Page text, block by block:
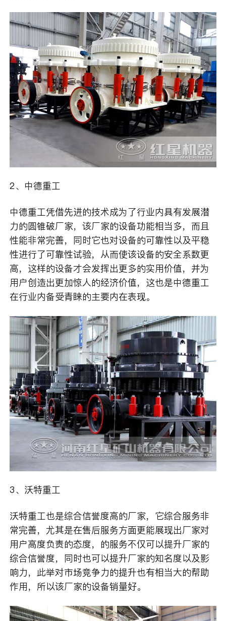
2、中德重工
中德重工凭借先进的技术成为了行业内具有发展潜
力的圆锥破厂家，该厂家的设备功能相当多，而且
性能非常完善，同时它也对设备的可靠性以及平稳
性进行了可靠性试验，从而使该设备的安全系数更
高，这样的设备才会发挥出更多的实用价值，并为
用户创造出更加惊人的经济价值，这也是中德重工
在行业内备受青睐的主要内在表现。
3、沃特重工
沃特重工也是综合信誉度高的厂家，它综合服务非
常完善，尤其是在售后服务方面更能展现出厂家对
用户高度负责的态度，的服务不仅可以提升厂家的
综合信誉度，同时也可以提升厂家的知名度以及影
响力，此举对市场竞争力的提升也有相当大的帮助
作用，所以该厂家的设备销量好。